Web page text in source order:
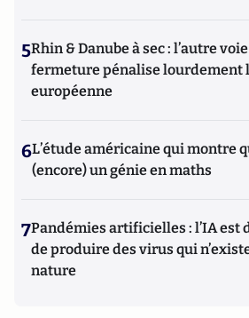
5Rhin & Danube à sec : l’autre
fermeture pénalise lourdement
européenne
6L’étude américaine qui montre
(encore) un génie en maths
7Pandémies artificielles : l’IA est
de produire des virus qui
nature